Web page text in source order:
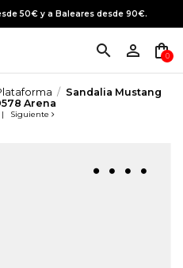
50€ y a Baleares desde 90€.
search person_outline shopping_bag
0
Sandalia Mustang
Arena
| Siguiente